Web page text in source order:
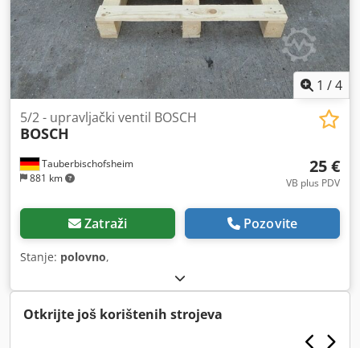
1 /4
Tauberbischofsheim
881 km
5/2 - upravljački ventil BOSCH
BOSCH
25 €
VB plus PDV
Zatraži Pozovite
Stanje: polovno,
Otkrijte još korištenih strojeva